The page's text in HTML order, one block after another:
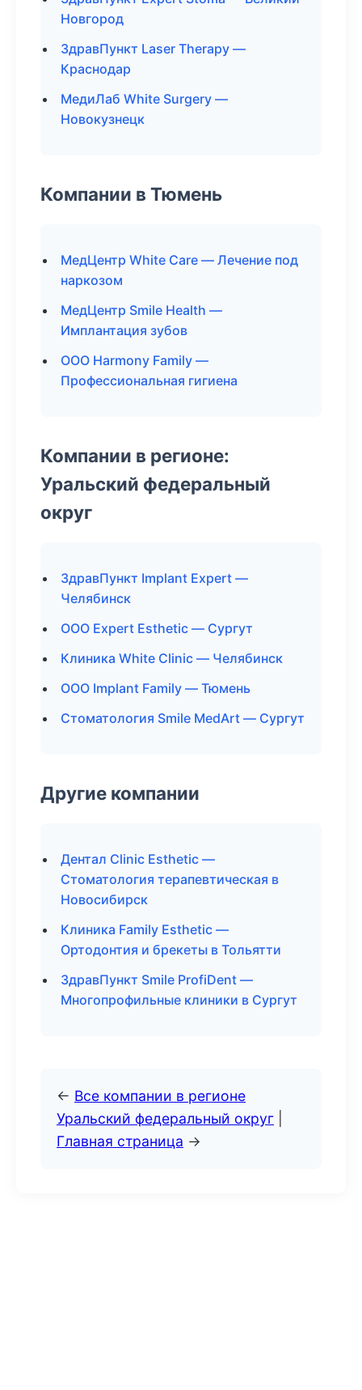
Новгород
ЗдравПункт Laser Therapy —
Краснодар
МедиЛаб White Surgery —
Новокузнецк
Компании в Тюмень
МедЦентр White Care — Лечение под
наркозом
МедЦентр Smile Health —
Имплантация зубов
ООО Harmony Family —
Профессиональная гигиена
Компании в регионе:
Уральский федеральный
округ
ЗдравПункт Implant Expert —
Челябинск
ООО Expert Esthetic — Сургут
Клиника White Clinic — Челябинск
ООО Implant Family — Тюмень
Стоматология Smile MedArt — Сургут
Другие компании
Дентал Clinic Esthetic —
Стоматология терапевтическая в
Новосибирск
Клиника Family Esthetic —
Ортодонтия и брекеты в Тольятти
ЗдравПункт Smile ProfiDent —
Многопрофильные клиники в Сургут
← Все компании в регионе
Уральский федеральный округ
Главная страница →